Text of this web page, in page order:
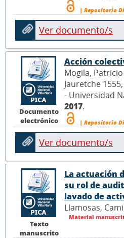
| Repositorio
Ver documento/s
Documento
electrónico
Acción
Mogila,
Jauretche
- Universidad
2017.
| Repositorio
Ver documento/s
Texto
manuscrito
La actuación
su rol de
lavado de
Llamosas,
Material